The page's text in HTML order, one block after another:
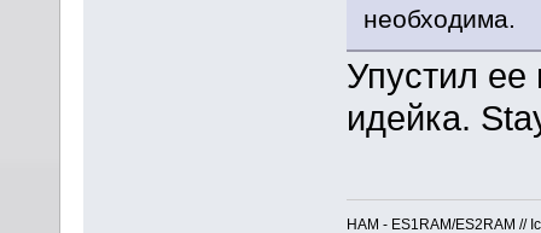
необходима.
Упустил ее
идейка.
HAM - ES1RAM/ES2RAM //